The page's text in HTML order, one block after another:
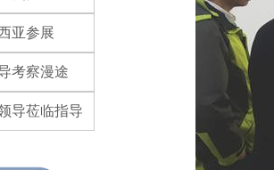
亚参展
考察漫途
导莅临指导